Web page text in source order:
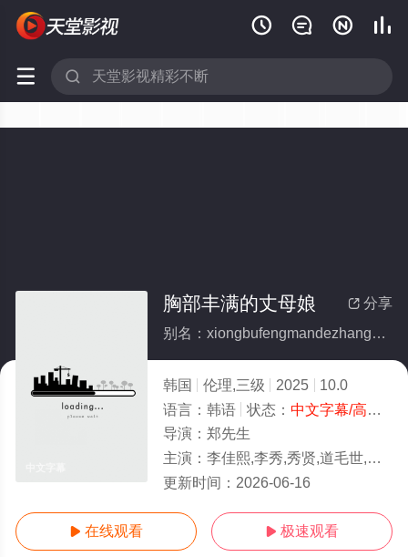
   
 
 分享
胸部丰满的丈母娘
别名：xiongbufengmandezhangmuniang
韩国 伦理,三级 2025
10.0
语言： 韩语 状态： 中文字幕/高清
导演： 郑先生
主演： 李佳熙,李秀,秀贤,道毛世,时宇
更新时间： 2026-06-16
 在线观看  极速观看